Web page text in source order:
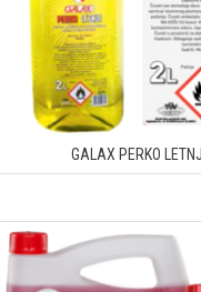
GALAX PERKO LETNJI